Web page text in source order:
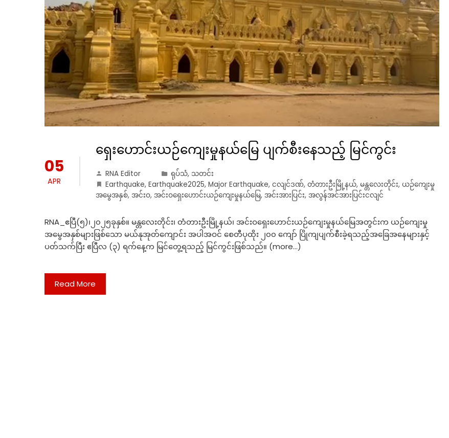
05
APR
ရှေးဟောင်းယဉ်ကျေးမှုနယ်မြေ ပျက်စီးနေသည့် မြင်ကွင်း
RNA Editor ရုပ်သံ, သတင်း
Earthquake, Earthquake2025, Major Earthquake, ငလျင်ဒဏ်, တံတားဦးမြို့နယ်, မန္တလေးတိုင်း, ယဉ်ကျေးမှု
အမွေအနှစ်, အင်းဝ, အင်းဝရှေးဟောင်းယဉ်ကျေးမှုနယ်မြေ, အင်းအားပြင်း, အလွန်အင်အားပြင်းငလျင်
RNA_ဧပြီ(၅)၊၂၀၂၅ခုနှစ်။ မန္တလေးတိုင်း၊ တံတားဦးမြို့နယ်၊ အင်းဝရှေးဟောင်းယဉ်ကျေးမှုနယ်မြေအတွင်းက ယဉ်ကျေးမှု
အမွေအနှစ်များဖြစ်သော မယ်နုအုတ်ကျောင်း အပါအဝင် စေတီပုထိုး ၂၀၀ ကျော် ပြိုကျပျက်စီးခဲ့ရသည့်အခြေအနေများနှင့်
ပတ်သက်ပြီး ဧပြီလ (၃) ရက်နေ့က မြင်တွေ့ရသည့် မြင်ကွင်းဖြစ်သည်။ (more…)
Read More